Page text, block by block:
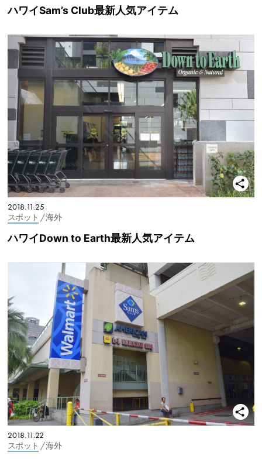
ハワイSam’s Club最新人気アイテム
2018.11.25
スポット / 海外
ハワイDown to Earth最新人気アイテム
2018.11.22
スポット / 海外